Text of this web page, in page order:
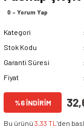
0 - Yorum Yap
Kategori
Stok Kodu
Garanti Süresi
Fiyat
%6 İNDİRİM
Bu ürünü 3,33 TL ’den